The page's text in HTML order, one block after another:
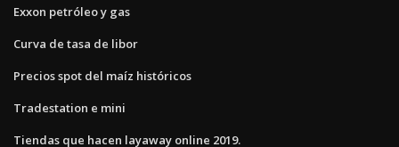
Exxon petróleo y gas
Curva de tasa de libor
Precios spot del maíz históricos
Tradestation e mini
Tiendas que hacen layaway online 2019.